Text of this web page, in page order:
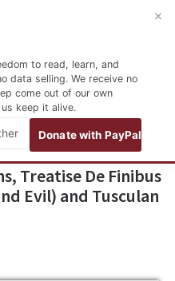
العربية
to read, learn, and
data selling. We receive no
come out of our own
keep it alive.
Donate with PayPal
×
and Psychology
Treatise De Finibus
Evil) and Tusculan